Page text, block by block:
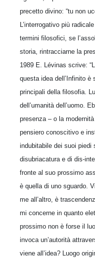
precetto divino: “tu non
L’interrogativo più
termini filosofici, se
storia, rintracciarne la
1989 E. Lévinas scrive:
questa idea dell’Infinito è
principali della filosofia.
dell’umanità dell’uomo.
presenza – o la
pensiero conoscitivo e
indubitabile dei suoi piedi
disubriacatura e di dis-
fronte al suo prossimo
è quella di uno sguardo.
me all’altro, è
mi concerne in quanto
prossimo non è forse il
invoca un’autorità
viene all’idea? Luogo